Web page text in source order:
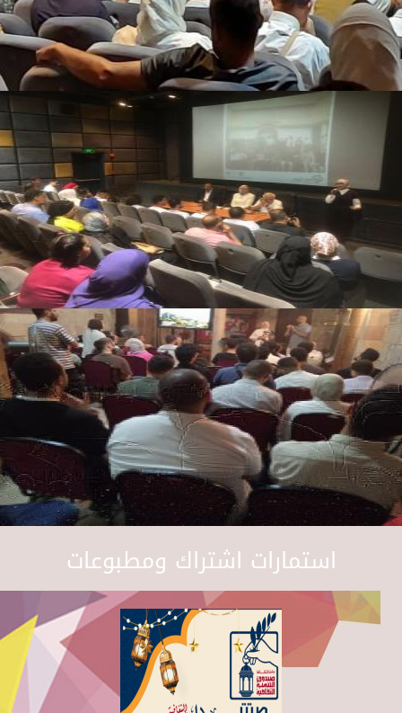
استمارات اشتراك ومطبوعات